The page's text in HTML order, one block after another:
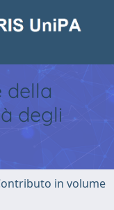
della
degli
in volume